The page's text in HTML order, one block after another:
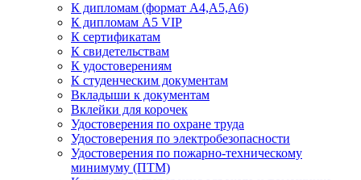
К дипломам (формат А4,А5,А6)
К дипломам А5 VIP
К сертификатам
К свидетельствам
К удостоверениям
К студенческим документам
Вкладыши к документам
Вклейки для корочек
Удостоверения по охране труда
Удостоверения по электробезопасности
Удостоверения по пожарно-техническому
минимуму (ПТМ)